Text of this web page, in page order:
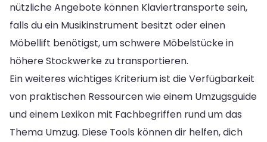
nützliche Angebote können Klaviertransporte sein,
falls du ein Musikinstrument besitzt oder einen
Möbellift benötigst, um schwere Möbelstücke in
höhere Stockwerke zu transportieren.
Ein weiteres wichtiges Kriterium ist die Verfügbarkeit
von praktischen Ressourcen wie einem Umzugsguide
und einem Lexikon mit Fachbegriffen rund um das
Thema Umzug. Diese Tools können dir helfen, dich